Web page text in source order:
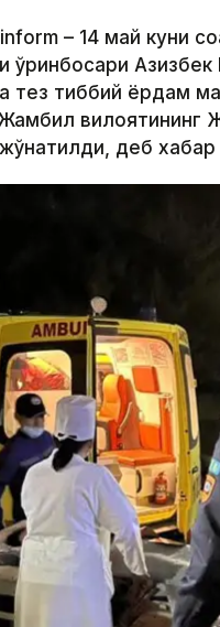
– 14 май куни
ўринбосари
тез тиббий ёрдам
вилоятининг
деб